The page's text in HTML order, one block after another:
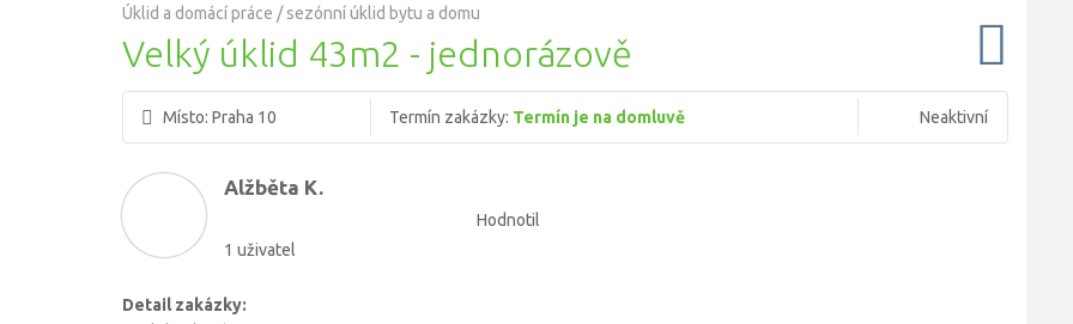
Úklid a domácí práce / sezónní úklid bytu a domu
Velký úklid 43m2 - jednorázově
Místo: Praha 10 Termín zakázky: Termín je na domluvě Neaktivní
Alžběta K.
Hodnotil
1 uživatel
Detail zakázky: